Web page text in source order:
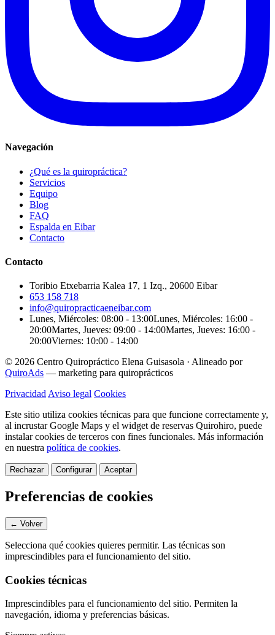
Navegación
¿Qué es la quiropráctica?
Servicios
Equipo
Blog
FAQ
Espalda en Eibar
Contacto
Contacto
Toribio Etxebarria Kalea 17, 1 Izq., 20600 Eibar
653 158 718
info@quiropracticaeneibar.com
Lunes, Miércoles: 08:00 - 13:00Lunes, Miércoles: 16:00 -
20:00Martes, Jueves: 09:00 - 14:00Martes, Jueves: 16:00 -
20:00Viernes: 10:00 - 14:00
© 2026 Centro Quiropráctico Elena Guisasola · Alineado por
QuiroAds — marketing para quiroprácticos
Privacidad Aviso legal Cookies
Este sitio utiliza cookies técnicas para que funcione correctamente y,
al incrustar Google Maps y el widget de reservas Quirohiro, puede
instalar cookies de terceros con fines funcionales. Más información
en nuestra política de cookies.
Rechazar Configurar Aceptar
Preferencias de cookies
← Volver
Selecciona qué cookies quieres permitir. Las técnicas son
imprescindibles para el funcionamiento del sitio.
Cookies técnicas
Imprescindibles para el funcionamiento del sitio. Permiten la
navegación, idioma y preferencias básicas.